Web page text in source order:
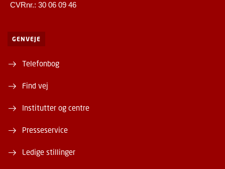
CVRnr.: 30 06 09 46
GENVEJE
Telefonbog
Find vej
Institutter og centre
Presseservice
Ledige stillinger